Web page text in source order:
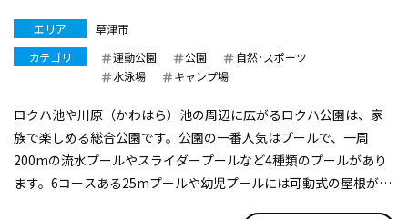
エリア
草津市
カテゴリ
運動公園 公園
自然･スポーツ
水泳場
キャンプ場
ロクハ池や川原（かわはら）池の周辺に広がるロクハ公園は、家
族で楽しめる総合公園です。公園の一番人気はプールで、一周
200mの流水プールやスライダープールなど4種類のプールがあり
ます。6コースある25mプールや幼児プールには可動式の屋根が取